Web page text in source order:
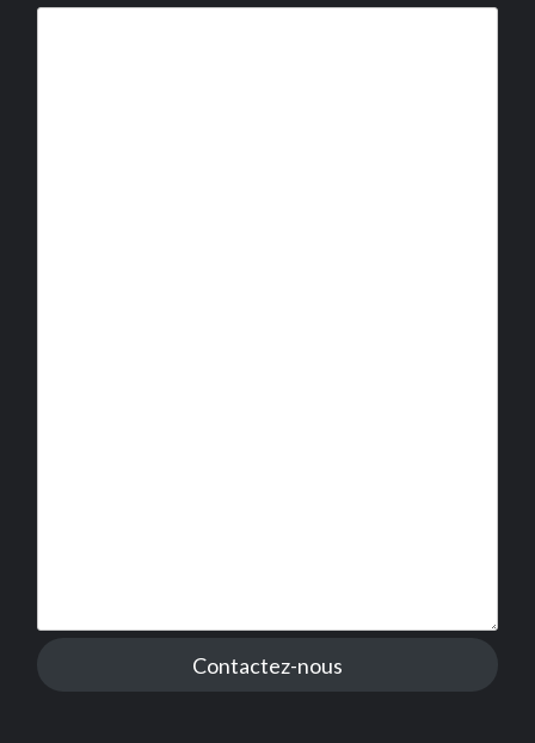
Contactez-nous